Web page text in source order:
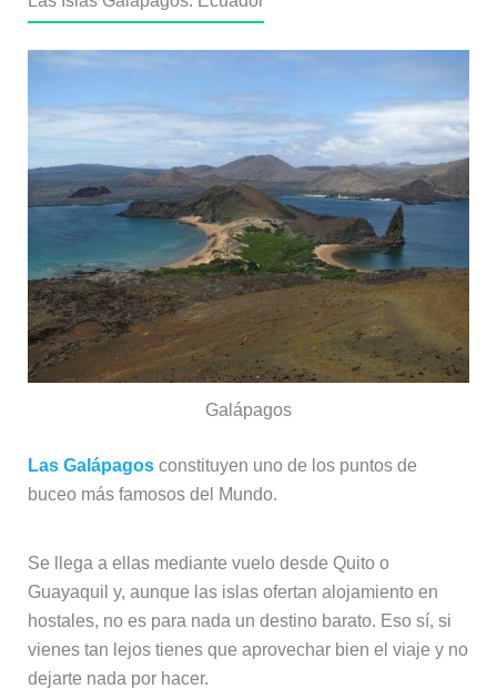
Galápagos
Las Galápagosconstituyen uno de los puntos de
buceo más famosos del Mundo.
Se llega a ellas mediante vuelo desde Quito o
Guayaquil y, aunque las islas ofertan alojamiento en
hostales, no es para nada un destino barato. Eso sí, si
vienes tan lejos tienes que aprovechar bien el viaje y no
dejarte nada por hacer.